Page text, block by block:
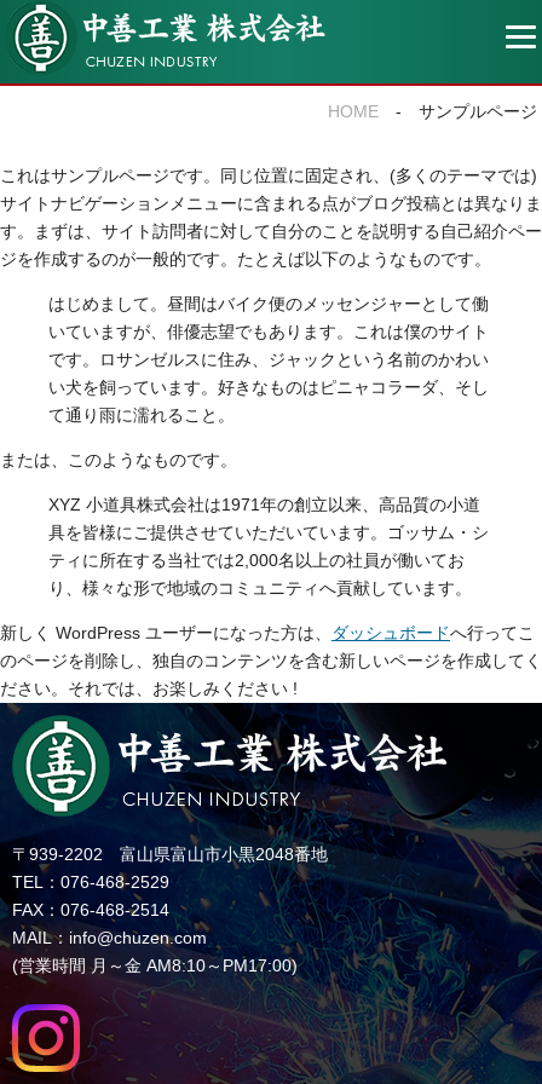
HOME- サンプルページ
これはサンプルページです。同じ位置に固定され、(多くのテーマでは)
サイトナビゲーションメニューに含まれる点がブログ投稿とは異なりま
す。まずは、サイト訪問者に対して自分のことを説明する自己紹介ペー
ジを作成するのが一般的です。たとえば以下のようなものです。
はじめまして。昼間はバイク便のメッセンジャーとして働
いていますが、俳優志望でもあります。これは僕のサイト
です。ロサンゼルスに住み、ジャックという名前のかわい
い犬を飼っています。好きなものはピニャコラーダ、そし
て通り雨に濡れること。
または、このようなものです。
XYZ 小道具株式会社は1971年の創立以来、高品質の小道
具を皆様にご提供させていただいています。ゴッサム・シ
ティに所在する当社では2,000名以上の社員が働いてお
り、様々な形で地域のコミュニティへ貢献しています。
新しく WordPress ユーザーになった方は、 ダッシュボードへ行ってこ
のページを削除し、独自のコンテンツを含む新しいページを作成してく
ださい。それでは、お楽しみください !
〒939-2202 富山県富山市小黒2048番地
TEL：076-468-2529
FAX：076-468-2514
MAIL：info@chuzen.com
(営業時間 月～金 AM8:10～PM17:00)